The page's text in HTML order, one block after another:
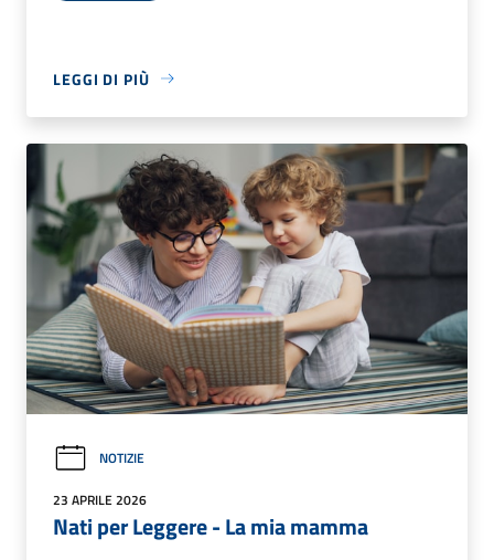
LEGGI DI PIÙ
NOTIZIE
23 APRILE 2026
Nati per Leggere - La mia mamma